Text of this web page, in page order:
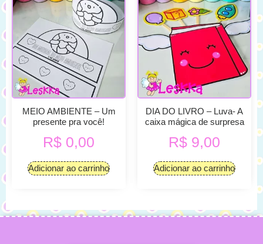
MEIO AMBIENTE – Um
presente pra você!
R$ 0,00
Adicionar ao carrinho
DIA DO LIVRO – Luva- A
caixa mágica de surpresa
R$ 9,00
Adicionar ao carrinho